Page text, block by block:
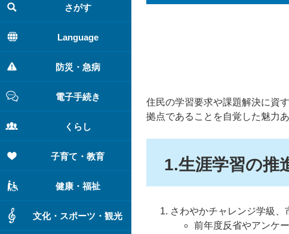
本
文
へ
さがす
Language
防災・急病
電子手続き
くらし
子育て・教育
健康・福祉
文化・スポーツ・観光
住民の学習要求や課題解決に資
拠点であることを自覚した魅力
1.生涯学習の推
さわやかチャレンジ学級、
前年度反省やアンケ